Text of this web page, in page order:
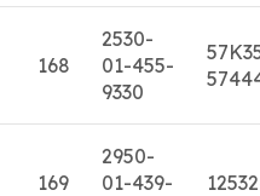
168
2530-
01-455-
9330
169
2950-
01-439-